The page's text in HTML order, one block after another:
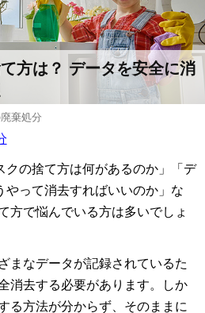
方は？ データを安全に消
棄処分
クの捨て方は何があるのか」「デ
やって消去すればいいのか」な
方で悩んでいる方は多いでしょ
まなデータが記録されているた
消去する必要があります。しか
る方法が分からず、そのままに